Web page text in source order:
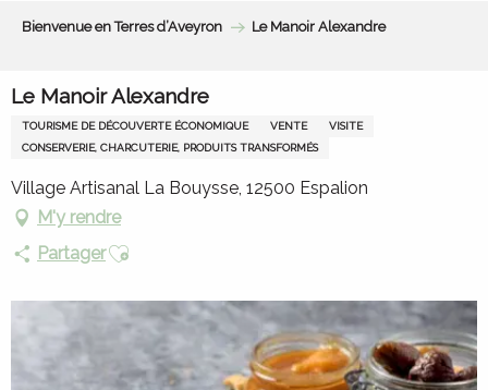
principal
Bienvenue en Terres d’Aveyron Le Manoir Alexandre
Le Manoir Alexandre
TOURISME DE DÉCOUVERTE ÉCONOMIQUE VENTE
VISITE
CONSERVERIE, CHARCUTERIE, PRODUITS TRANSFORMÉS
Village Artisanal La Bouysse, 12500 Espalion
M'y rendre
PartagerAjouter aux favoris